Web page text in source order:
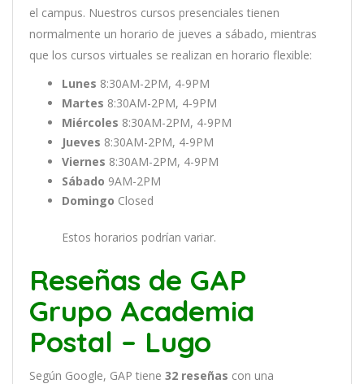
el campus. Nuestros cursos presenciales tienen
normalmente un horario de jueves a sábado, mientras
que los cursos virtuales se realizan en horario flexible:
Lunes 8:30AM-2PM, 4-9PM
Martes 8:30AM-2PM, 4-9PM
Miércoles 8:30AM-2PM, 4-9PM
Jueves 8:30AM-2PM, 4-9PM
Viernes 8:30AM-2PM, 4-9PM
Sábado 9AM-2PM
Domingo Closed
Estos horarios podrían variar.
Reseñas de GAP
Grupo Academia
Postal – Lugo
Según Google, GAP tiene 32 reseñas con una